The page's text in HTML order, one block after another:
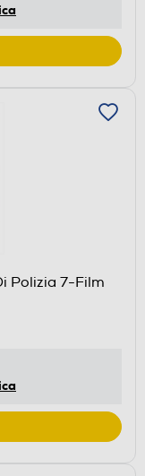
Polizia 7-Film